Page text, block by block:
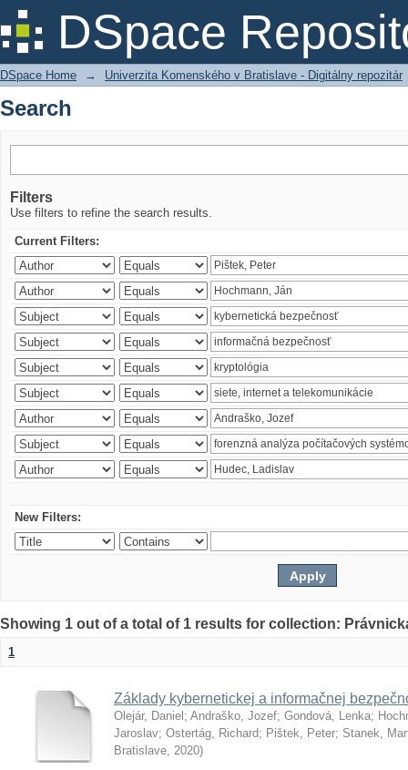
DSpace
Search
DSpace Home → Univerzita Komenského v Bratislave - Digitálny repozitár
Search
Filters
Use filters to refine the search results.
Current Filters:
New Filters:
Showing 1 out of a total of 1 results for collection:
1
Základy kybernetickej a informačnej
Olejár, Daniel ; Andraško, Jozef; Gondová, Lenka;
Jaroslav; Ostertág, Richard; Pištek, Peter; Stanek,
Bratislave, 2020)